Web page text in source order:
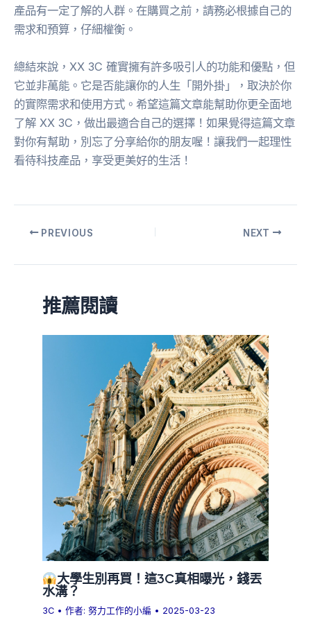
產品有一定了解的人群。在購買之前，請務必根據自己的
需求和預算，仔細權衡。
總結來說，XX 3C 確實擁有許多吸引人的功能和優點，但
它並非萬能。它是否能讓你的人生「開外掛」，取決於你
的實際需求和使用方式。希望這篇文章能幫助你更全面地
了解 XX 3C，做出最適合自己的選擇！如果覺得這篇文章
對你有幫助，別忘了分享給你的朋友喔！讓我們一起理性
看待科技產品，享受更美好的生活！
PREVIOUS NEXT
推薦閱讀
大學生別再買！這3C真相曝光，錢丟
水溝？
3C • 作者:努力工作的小編 • 2025-03-23